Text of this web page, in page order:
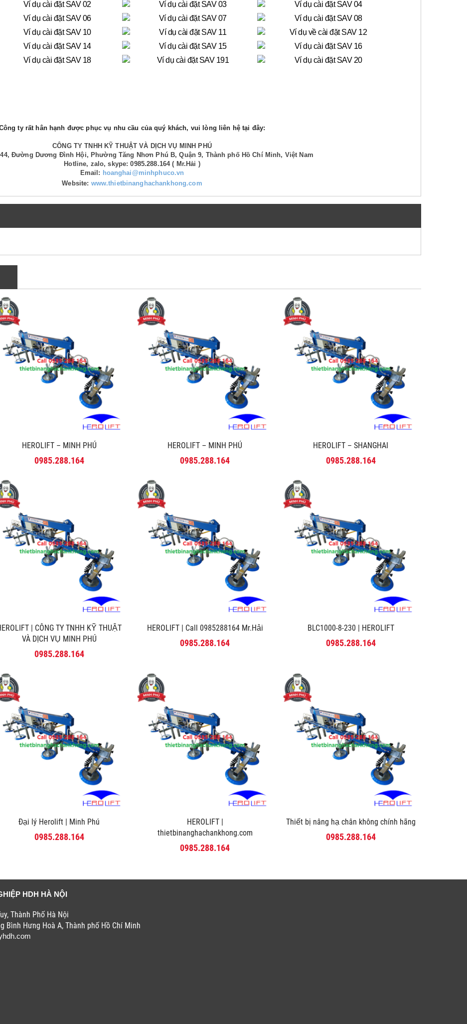
ty rất hân hạnh được phục vụ nhu cầu của quý khách, vui lòng liên hệ tại đây:
CÔNG TY TNHH KỸ THUẬT VÀ DỊCH VỤ MINH PHÚ
Đường Dương Đình Hội, Phường Tăng Nhơn Phú B, Quận 9, Thành phố Hồ Chí Minh, Việt Nam
Hotline, zalo, skype: 0985.288.164 ( Mr.Hải )
Email: hoanghai@minhphuco.vn
Website: www.thietbinanghachankhong.com
HEROLIFT – MINH PHÚ
0985.288.164
HEROLIFT – MINH PHÚ
0985.288.164
HEROLIFT – SHANGHAI
0985.288.164
| CÔNG TY TNHH KỸ THUẬT
VÀ DỊCH VỤ MINH PHÚ
0985.288.164
HEROLIFT | Call 0985288164 Mr.Hải
0985.288.164
BLC1000-8-230 | HEROLIFT
0985.288.164
Đại lý Herolift | Minh Phú
0985.288.164
HEROLIFT |
thietbinanghachankhong.com
0985.288.164
Thiết bị nâng hạ chân không chính hãng
0985.288.164
HDH HÀ NỘI
Thành Phố Hà Nội
Bình Hưng Hoà A, Thành phố Hồ Chí Minh